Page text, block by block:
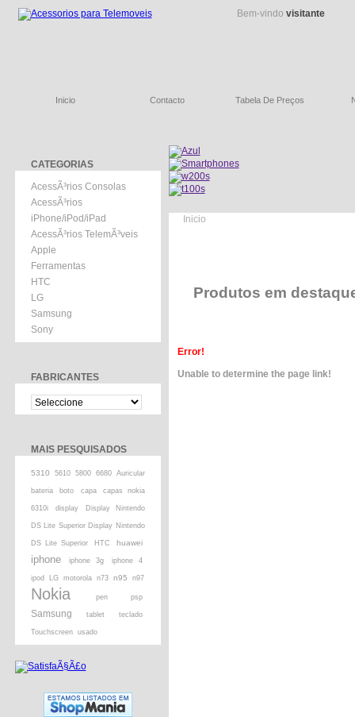
Bem-vindo visitante
Inicio Contacto Tabela De Preços
CATEGORIAS
AcessÃ³rios Consolas
AcessÃ³rios
iPhone/iPod/iPad
AcessÃ³rios TelemÃ³veis
Apple
Ferramentas
HTC
LG
Samsung
Sony
FABRICANTES
MAIS PESQUISADOS
5310 5610 5800 6680 Auricular
bateria boto capa capas nokia
6310i display Display Nintendo
DS Lite Superior Display Nintendo
DS Lite Superior HTC huawei
iphone iphone 3g iphone 4
ipod LG motorola n73 n95 n97
Nokia pen psp
Samsung tablet teclado
Touchscreen usado
Inicio
Produtos em
Error!
Unable to determine the page link!